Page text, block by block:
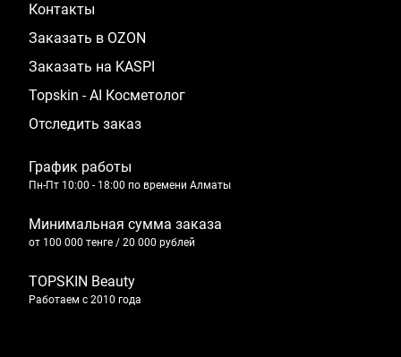
Контакты
Заказать в OZON
Заказать на KASPI
Topskin - AI Косметолог
Отследить заказ
График работы
Пн-Пт 10:00 - 18:00 по времени Алматы
Минимальная сумма заказа
от 100 000 тенге / 20 000 рублей
TOPSKIN Beauty
Работаем с 2010 года